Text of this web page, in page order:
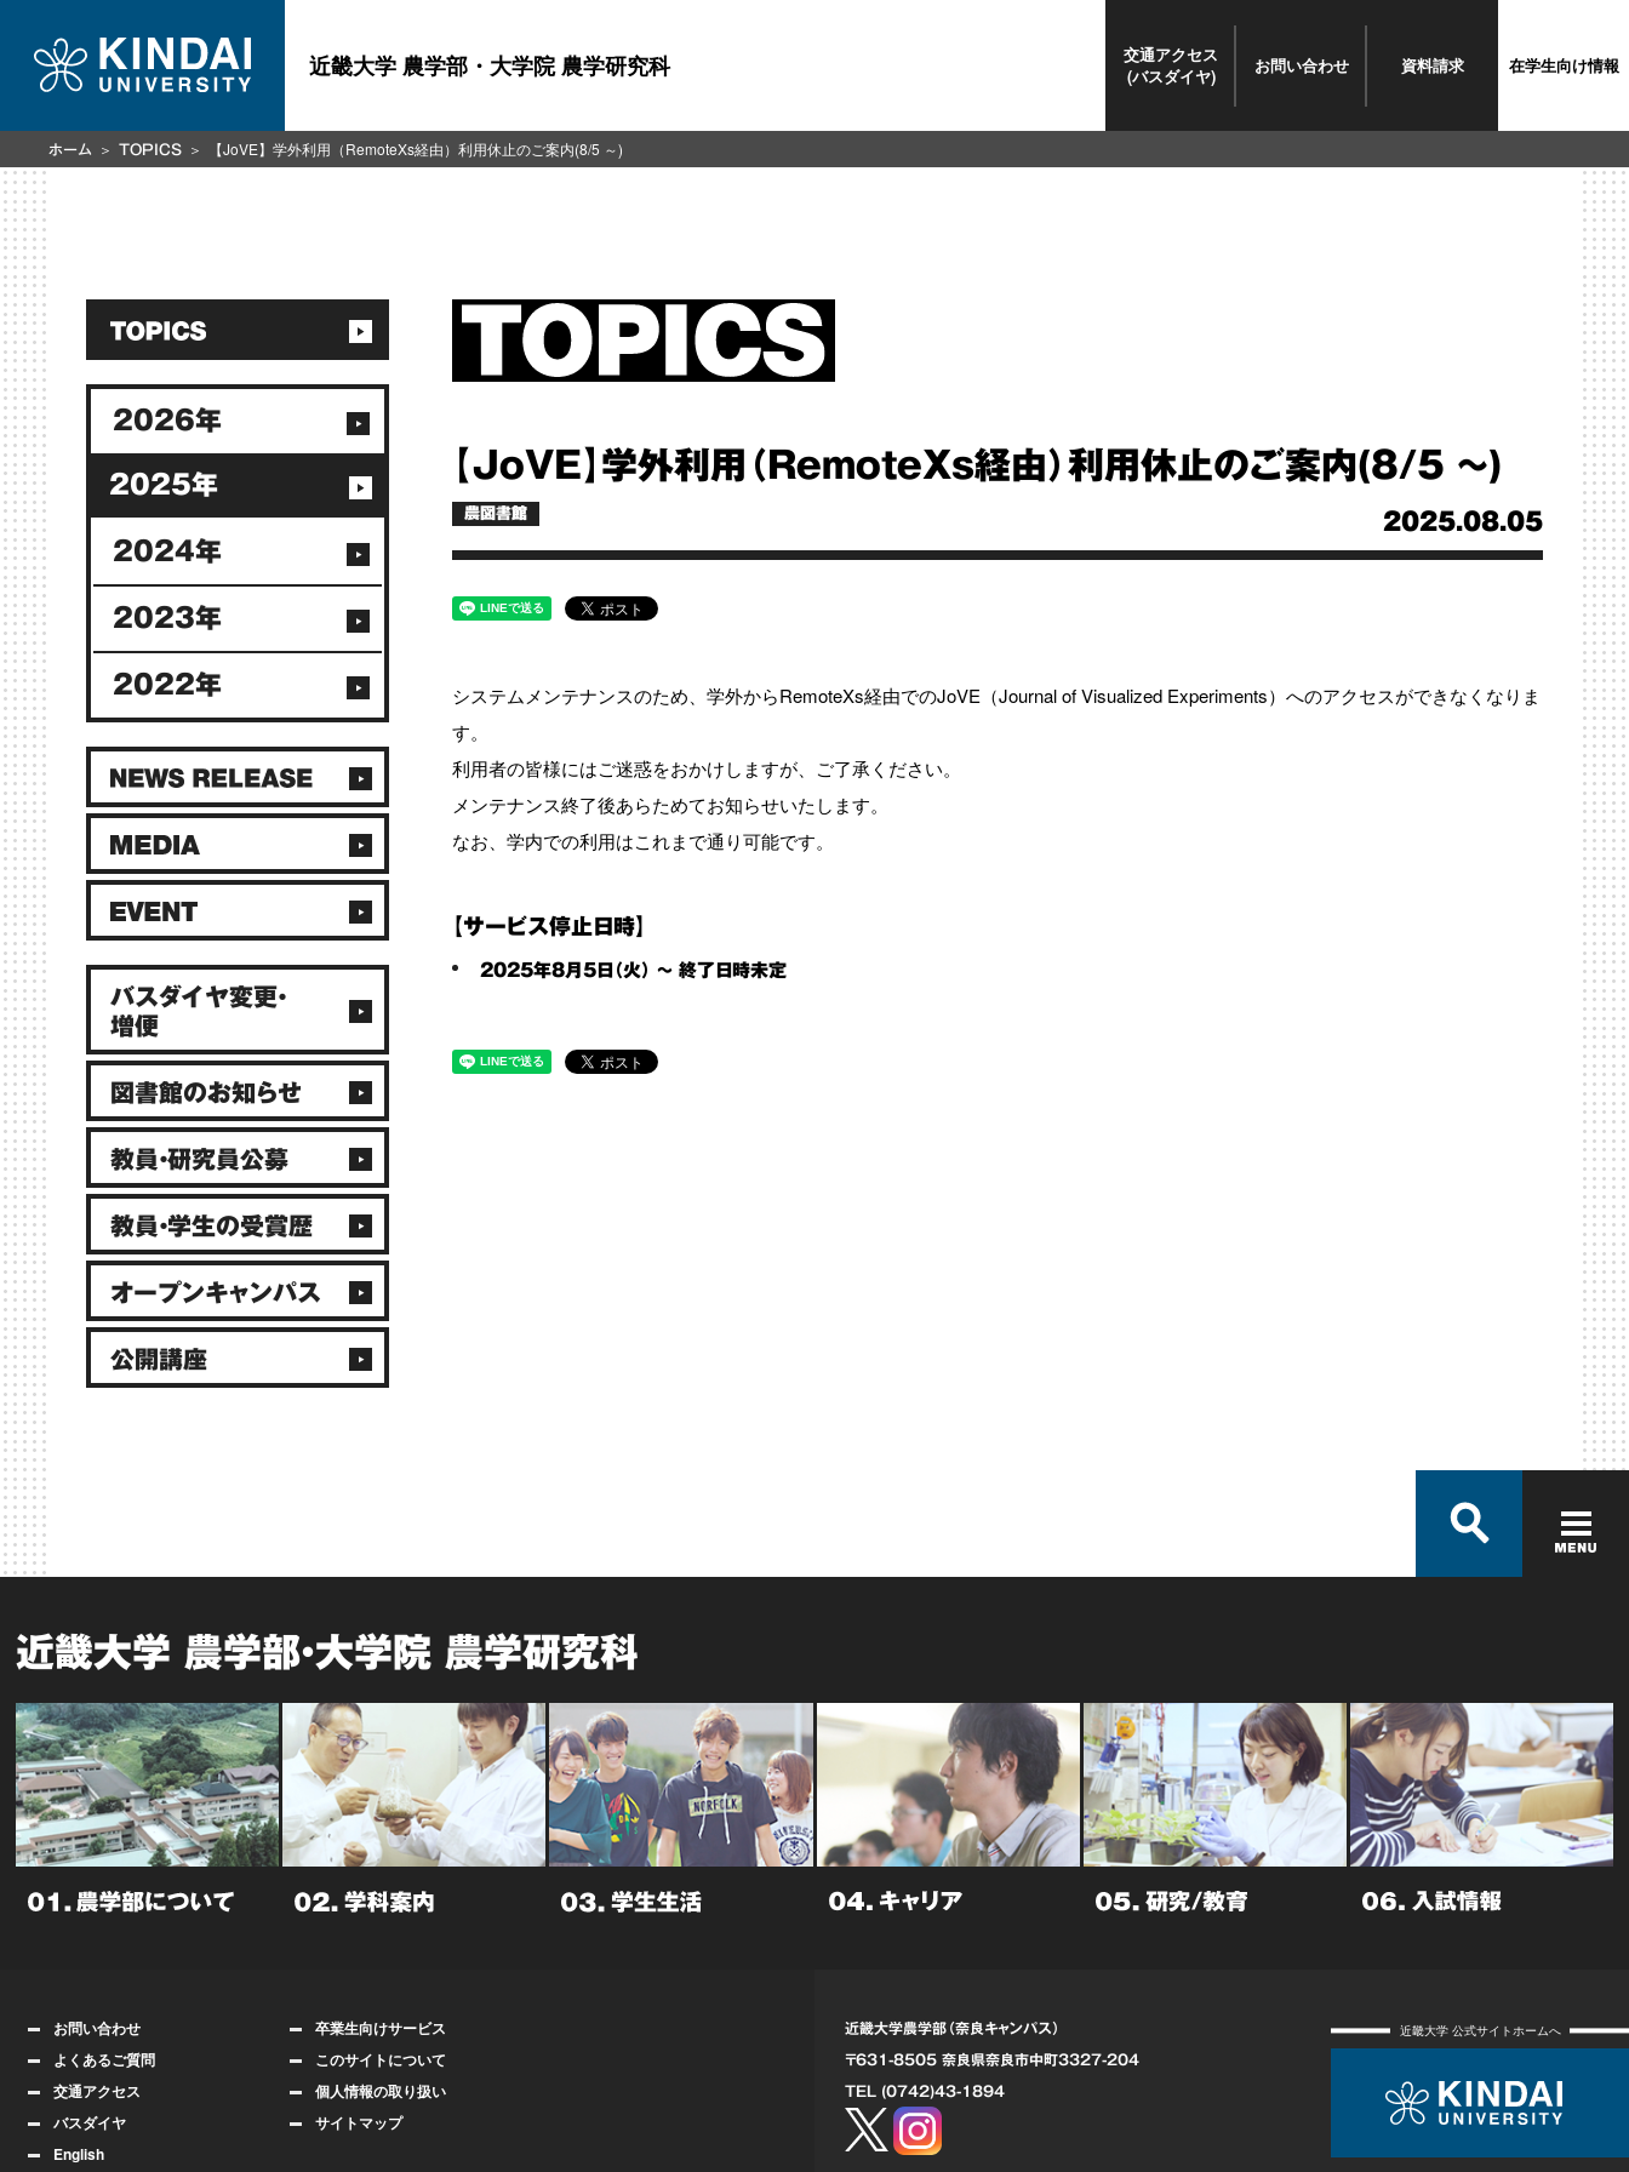
近畿大学 農学部・大学院 農学研究科 交通アクセス
(バスダイヤ)
お問い合わせ 資料請求 在学生向け情報
ホーム TOPICS 【JoVE】学外利用（RemoteXs経由）利用休止のご案内(8/5 ～)
【JoVE】学外利用（RemoteXs経由）利用休止のご案内(8/5 ～)
2025.08.05
農図書館
システムメンテナンスのため、学外からRemoteXs経由でのJoVE（Journal of Visualized Experiments）へのアクセスができなくなりま
す。
利用者の皆様にはご迷惑をおかけしますが、ご了承ください。
メンテナンス終了後あらためてお知らせいたします。
なお、学内での利用はこれまで通り可能です。
【サービス停止日時】
2025年8月5日（火） ～ 終了日時未定
2026年
2025年
2024年
2023年
2022年
バスダイヤ変更・
増便
図書館のお知らせ
教員・研究員公募
教員・学生の受賞歴
オープンキャンパス
公開講座
近畿大学 農学部・大学院 農学研究科
お問い合わせ
よくあるご質問
交通アクセス
バスダイヤ
English
卒業生向けサービス
このサイトについて
個人情報の取り扱い
サイトマップ
近畿大学農学部（奈良キャンパス）
〒631-8505 奈良県奈良市中町3327-204
TEL (0742)43-1894
近畿大学 公式サイトホームへ